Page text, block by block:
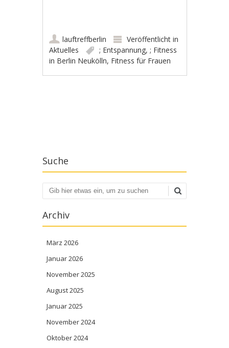
lauftreffberlin
Veröffentlicht in
Aktuelles
; Entspannung,; Fitness
in Berlin Neukölln, Fitness für Frauen
Suche
Suchen
Archiv
März 2026
Januar 2026
November 2025
August 2025
Januar 2025
November 2024
Oktober 2024